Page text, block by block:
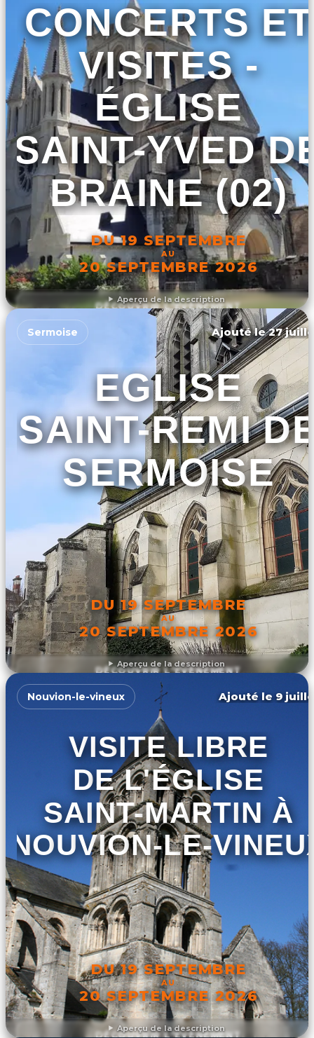
Aperçu de la description
CONCERTS ET
VISITES -
ÉGLISE
SAINT-YVED
BRAINE (02)
DU 19 SEPTEMBRE
AU
20 SEPTEMBRE 2026
DÉCOUVRIR L'ÉVÉNEMENT
Aperçu de la description
Sermoise Ajouté le 27
EGLISE
SAINT-REMI
SERMOISE
DU 19 SEPTEMBRE
AU
20 SEPTEMBRE 2026
DÉCOUVRIR L'ÉVÉNEMENT
Aperçu de la description
Nouvion-le-vineux Ajouté le 9
VISITE LIBRE
DE L'ÉGLISE
SAINT-MARTIN À
NOUVION-LE-
DU 19 SEPTEMBRE
AU
20 SEPTEMBRE 2026
DÉCOUVRIR L'ÉVÉNEMENT